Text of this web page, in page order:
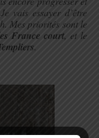
vais essayer d’être
Mes priorités sont le
France court, et le
.